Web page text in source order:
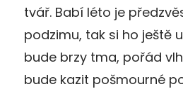
tvář. Babí léto je
podzimu, tak si ho ještě
bude brzy tma, pořád
bude kazit pošmourné